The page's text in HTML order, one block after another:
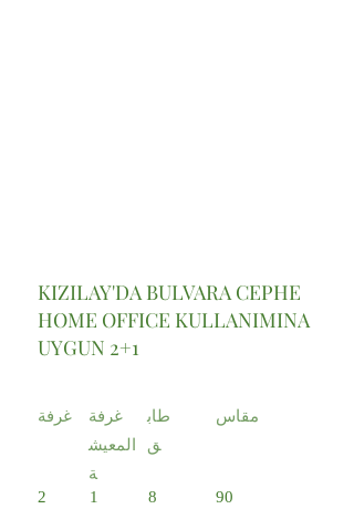
KIZILAY'DA BULVARA CEPHE
HOME OFFICE KULLANIMINA
UYGUN 2+1
غرفة
2
غرفة
المعيش
ة
1
طاب
ق
8
مقاس
90